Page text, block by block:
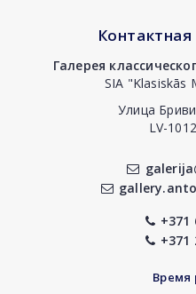
Галерея
SIA "Klasiskās
Улица
LV-
+371
+371
Время